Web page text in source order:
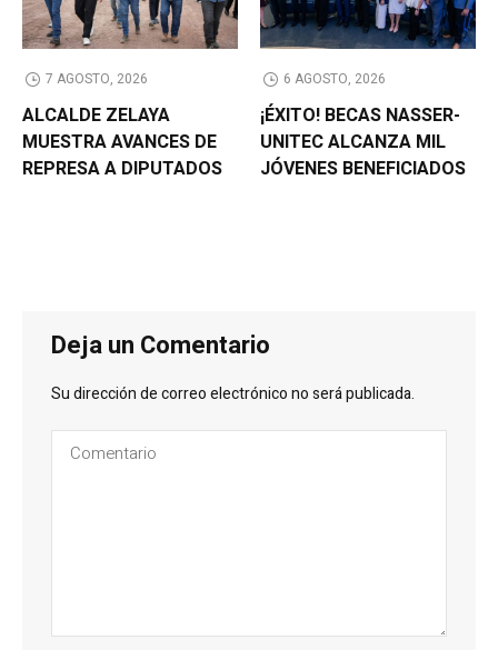
7 AGOSTO, 2026
ALCALDE ZELAYA
MUESTRA AVANCES DE
REPRESA A DIPUTADOS
6 AGOSTO, 2026
¡ÉXITO! BECAS NASSER-
UNITEC ALCANZA MIL
JÓVENES BENEFICIADOS
Deja un Comentario
Su dirección de correo electrónico no será publicada.